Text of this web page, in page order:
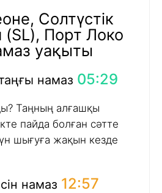
Солтүстік
(SL), Порт Локо
уақыты
намаз 05:29
Таңның алғашқы
пайда болған сәтте
шығуға жақын кезде
намаз 12:57